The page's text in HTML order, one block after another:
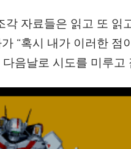
자료들은 읽고 또 읽
“혹시 내가 이러한 점
음날로 시도를 미루고